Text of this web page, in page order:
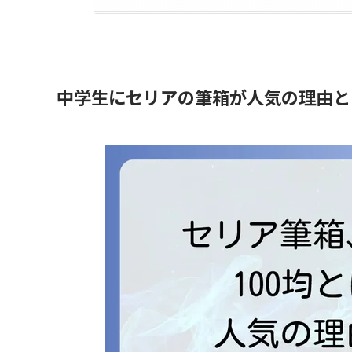
中学生にセリアの筆箱が人気の理由